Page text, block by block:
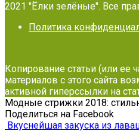
2021 "Ёлки зелёные". Все
Политика
Копирование статьи (или ее
материалов с этого сайта
активной гиперссылки на
Модные стрижки 2018:
Поделиться на Facebook
Вкуснейшая закуска из